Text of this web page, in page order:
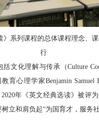
》系列课程的总体课程理念、
行
文化理解与传承（Culture
教育心理学家Benjamin
年《英文经典选读》被
立和肩负起“为国育才，服务